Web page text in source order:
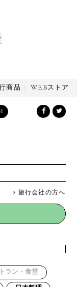
商品 WEBストア
旅行会社の方へ
ラン・食堂